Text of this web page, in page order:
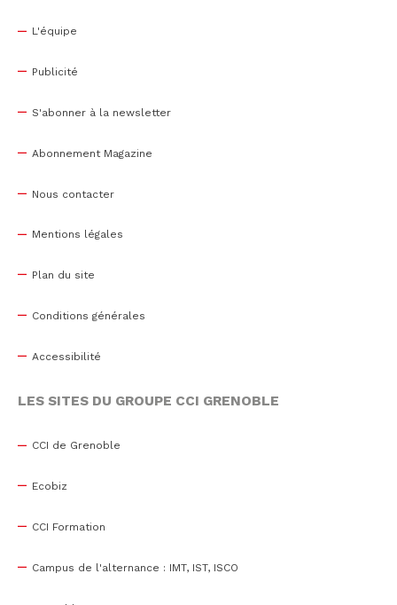
L'équipe
Publicité
S'abonner à la newsletter
Abonnement Magazine
Nous contacter
Mentions légales
Plan du site
Conditions générales
Accessibilité
LES SITES DU GROUPE CCI GRENOBLE
CCI de Grenoble
Ecobiz
CCI Formation
Campus de l'alternance : IMT, IST, ISCO